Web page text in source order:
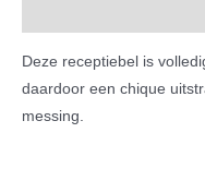
Deze receptiebel is
daardoor een chique
messing.